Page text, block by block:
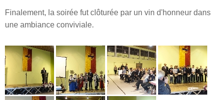
Finalement, la soirée fut clôturée par un vin d'honneur dans
une ambiance conviviale.